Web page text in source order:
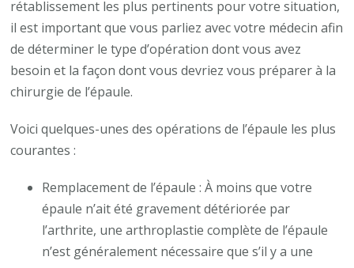
rétablissement les plus pertinents pour votre situation,
il est important que vous parliez avec votre médecin afin
de déterminer le type d’opération dont vous avez
besoin et la façon dont vous devriez vous préparer à la
chirurgie de l’épaule.
Voici quelques-unes des opérations de l’épaule les plus
courantes :
Remplacement de l’épaule : À moins que votre
épaule n’ait été gravement détériorée par
l’arthrite, une arthroplastie complète de l’épaule
n’est généralement nécessaire que s’il y a une